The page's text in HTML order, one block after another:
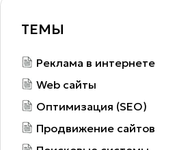
ТЕМЫ
Реклама в интернете
Web сайты
Оптимизация (SEO)
Продвижение сайтов